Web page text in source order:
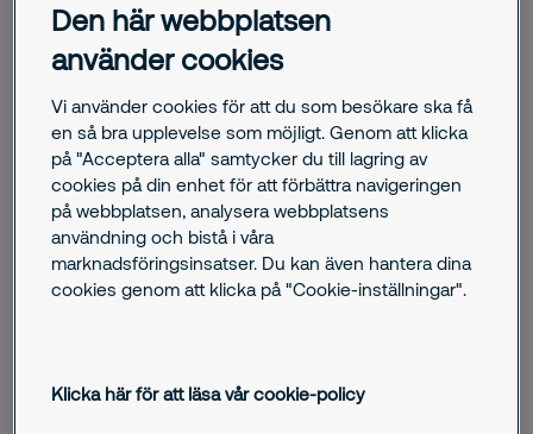
Beskrivning av parkeringsövervakning på kommunal
kommuner enligt Lag (1987:24) om kommunal
parkeringsövervakning. Securitas utfärdar då så kallade
parkeringsanmärkningar på uppdrag av kommunen.
Securitas kan även vara kommunen behjälplig i processen
när det gäller flytt av fordon enligt Lag (1982:129) om flyttning
av fordon i vissa fall samt Förordning (1982:198) om flyttning
av fordon i vissa fall.
personuppgifterna som personuppgiftsbiträde efter
Den här webbplatsen
använder cookies
Vi använder cookies för att du som besökare ska få
en så bra upplevelse som möjligt. Genom att klicka
på "Acceptera alla" samtycker du till lagring av
cookies på din enhet för att förbättra navigeringen
på webbplatsen, analysera webbplatsens
användning och bistå i våra
marknadsföringsinsatser. Du kan även hantera dina
cookies genom att klicka på "Cookie-inställningar".
Klicka här för att läsa vår cookie-policy